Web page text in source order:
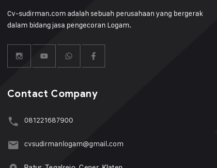
Cv-sudirman.com adalah sebuah perusahaan yang bergerak
dalam bidang jasa pengecoran Logam.
Contact Company
081221687900
cvsudirmanlogam@gmail.com